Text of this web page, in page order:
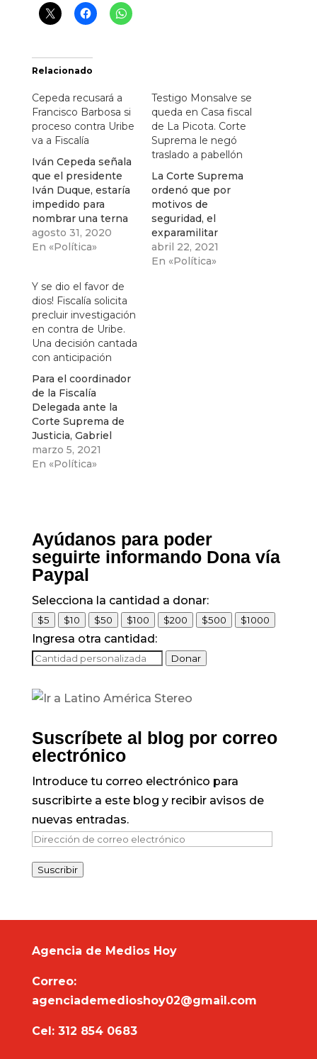
Relacionado
Cepeda recusará a
Francisco Barbosa si
proceso contra Uribe
va a Fiscalía
Iván Cepeda señala
que el presidente
Iván Duque, estaría
impedido para
nombrar una terna
de donde saldría,
eventualmente, un
testigos en el que
esta investigado
Uribe
agosto 31, 2020
En «Política»
Testigo Monsalve se
queda en Casa fiscal
de La Picota. Corte
Suprema le negó
traslado a pabellón
La Corte Suprema
ordenó que por
motivos de
seguridad, el
exparamilitar
Monsalve, testigo
contra
abril 22, 2021
En «Política»
Y se dio el favor de
dios! Fiscalía solicita
precluir investigación
en contra de Uribe.
Una decisión cantada
con anticipación
Para el coordinador
de la Fiscalía
Delegada ante la
Corte Suprema de
Justicia, Gabriel
Ramón Jaimes
Durán , no hay
marzo 5, 2021
En «Política»
Ayúdanos para poder
seguirte informando Dona vía
Paypal
Selecciona la cantidad a donar:
$5 $10 $50 $100 $200 $500 $1000
Ingresa otra cantidad:
Donar
Suscríbete al blog por correo
electrónico
Introduce tu correo electrónico para
suscribirte a este blog y recibir avisos de
nuevas entradas.
Dirección
correo
Suscribir
Agencia de Medios Hoy
Correo:
agenciademedioshoy02@gmail.com
Cel: 312 854 0683